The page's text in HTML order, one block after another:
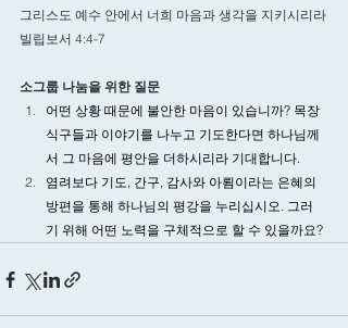
그리스도 예수 안에서 너희 마음과 생각을 지키시리라
빌립보서 4:4-7
소그룹 나눔을 위한 질문
어떤 상황 때문에 불안한 마음이 있습니까? 목장
식구들과 이야기를 나누고 기도한다면 하나님께
서 그 마음에 평안을 더하시리라 기대합니다.
염려보다 기도, 간구, 감사와 아룀이라는 은혜의
방편을 통해 하나님의 평강을 누리십시오. 그러
기 위해 어떤 노력을 구체적으로 할 수 있을까요?